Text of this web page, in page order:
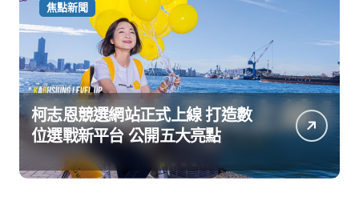
焦點新聞
柯志恩競選網站正式上線 打造數
位選戰新平台 公開五大亮點